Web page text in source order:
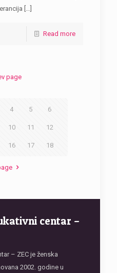
Read more
page
4 5 6
10 11 12
16 17 18
centar –
– ZEC je ženska
2002. godine u